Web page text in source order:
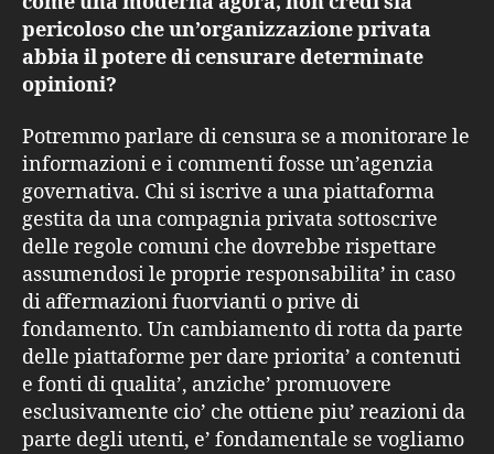
pericoloso che un’organizzazione privata
abbia il potere di censurare determinate
opinioni?
Potremmo parlare di censura se a monitorare le
informazioni e i commenti fosse un’agenzia
governativa. Chi si iscrive a una piattaforma
gestita da una compagnia privata sottoscrive
delle regole comuni che dovrebbe rispettare
assumendosi le proprie responsabilita’ in caso
di affermazioni fuorvianti o prive di
fondamento. Un cambiamento di rotta da parte
delle piattaforme per dare priorita’ a contenuti
e fonti di qualita’, anziche’ promuovere
esclusivamente cio’ che ottiene piu’ reazioni da
parte degli utenti, e’ fondamentale se vogliamo